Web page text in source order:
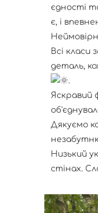
єдності
є, і
Всі класи
деталь,
.
Яскравий
Дякуємо
Низький
стінах.